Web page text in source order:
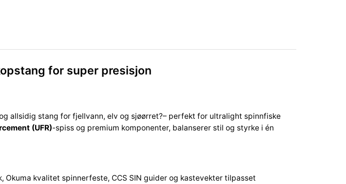
for super presisjon
allsidig stang for fjellvann, elv og sjøørret?– perfekt for ultralight spinnfiske
(UFR)-spiss og premium komponenter, balanserer stil og styrke i én
kvalitet spinnerfeste, CCS SIN guider og kastevekter tilpasset